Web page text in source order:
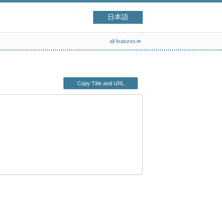
日本語
all features≫
Copy Title and URL